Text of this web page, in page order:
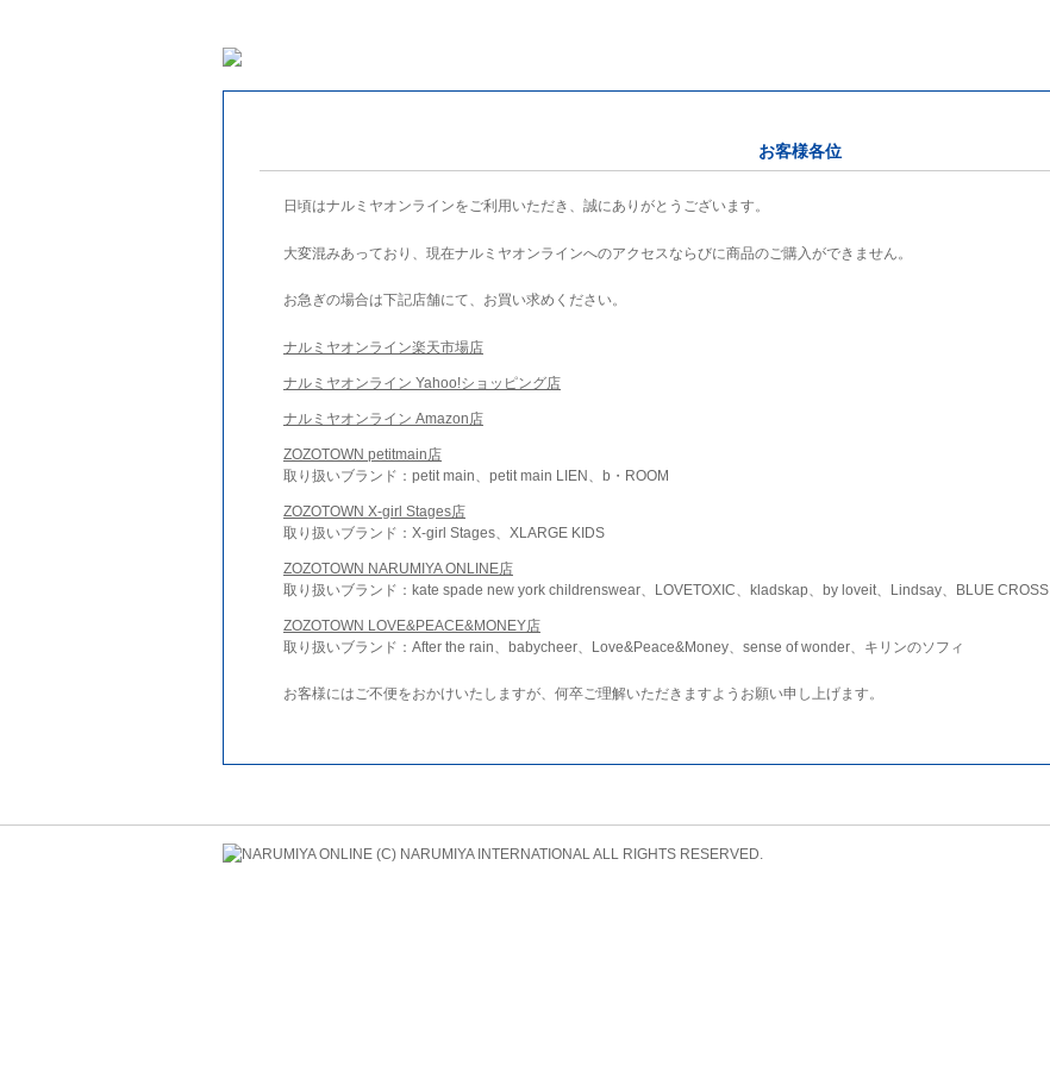
お客様各位
日頃はナルミヤオンラインをご利用いただき、誠にありがとうございます。
大変混みあっており、現在ナルミヤオンラインへのアクセスならびに商品のご購入ができません。
お急ぎの場合は下記店舗にて、お買い求めください。
ナルミヤオンライン楽天市場店
ナルミヤオンライン Yahoo!ショッピング店
ナルミヤオンライン Amazon店
ZOZOTOWN petitmain店
取り扱いブランド：petit main、petit main LIEN、b・ROOM
ZOZOTOWN X-girl Stages店
取り扱いブランド：X-girl Stages、XLARGE KIDS
ZOZOTOWN NARUMIYA ONLINE店
取り扱いブランド：kate spade new york childrenswear、LOVETOXIC、kladskap、by loveit、Lindsay、BLUE CROSS
ZOZOTOWN LOVE&PEACE&MONEY店
取り扱いブランド：After the rain、babycheer、Love&Peace&Money、sense of wonder、キリンのソフィ
お客様にはご不便をおかけいたしますが、何卒ご理解いただきますようお願い申し上げます。